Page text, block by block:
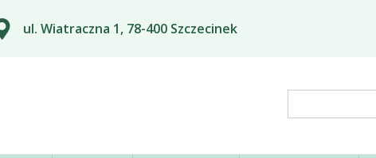
ul. Wiatraczna 1, 78-400 Szczecinek